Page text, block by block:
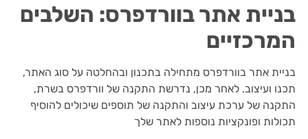
בניית אתר בוורדפרס: השלבים
המרכזיים
בניית אתר בוורדפרס מתחילה בתכנון ובהחלטה על סוג האתר,
תכנו ועיצוב. לאחר מכן, נדרשת התקנה של וורדפרס בשרת,
התקנה של ערכת עיצוב והתקנה של תוספים שיכולים להוסיף
תכולות ופונקציות נוספות לאתר שלך